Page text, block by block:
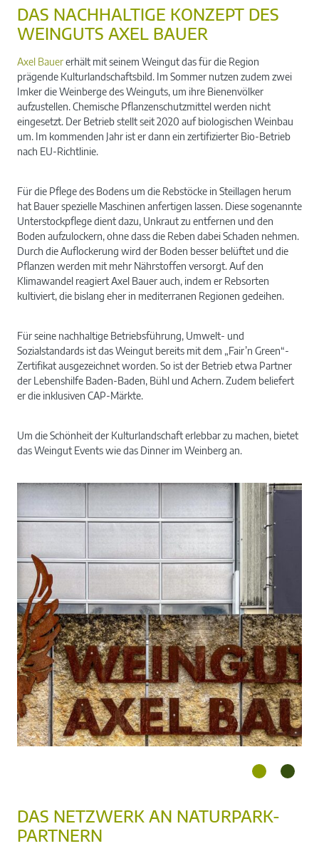
DAS NACHHALTIGE KONZEPT DES
WEINGUTS AXEL BAUER
Axel Bauererhält mit seinem Weingut das für die Region
prägende Kulturlandschaftsbild. Im Sommer nutzen zudem zwei
Imker die Weinberge des Weinguts, um ihre Bienenvölker
aufzustellen. Chemische Pflanzenschutzmittel werden nicht
eingesetzt. Der Betrieb stellt seit 2020 auf biologischen Weinbau
um. Im kommenden Jahr ist er dann ein zertifizierter Bio-Betrieb
nach EU-Richtlinie.
Für die Pflege des Bodens um die Rebstöcke in Steillagen herum
hat Bauer spezielle Maschinen anfertigen lassen. Diese sogenannte
Unterstockpflege dient dazu, Unkraut zu entfernen und den
Boden aufzulockern, ohne dass die Reben dabei Schaden nehmen.
Durch die Auflockerung wird der Boden besser belüftet und die
Pflanzen werden mit mehr Nährstoffen versorgt. Auf den
Klimawandel reagiert Axel Bauer auch, indem er Rebsorten
kultiviert, die bislang eher in mediterranen Regionen gedeihen.
Für seine nachhaltige Betriebsführung, Umwelt- und
Sozialstandards ist das Weingut bereits mit dem „Fair’n Green“-
Zertifikat ausgezeichnet worden. So ist der Betrieb etwa Partner
der Lebenshilfe Baden-Baden, Bühl und Achern. Zudem beliefert
er die inklusiven CAP-Märkte.
Um die Schönheit der Kulturlandschaft erlebbar zu machen, bietet
das Weingut Events wie das Dinner im Weinberg an.
DAS NETZWERK AN NATURPARK-
PARTNERN